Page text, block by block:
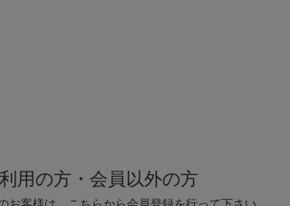
用の方・会員以外の方